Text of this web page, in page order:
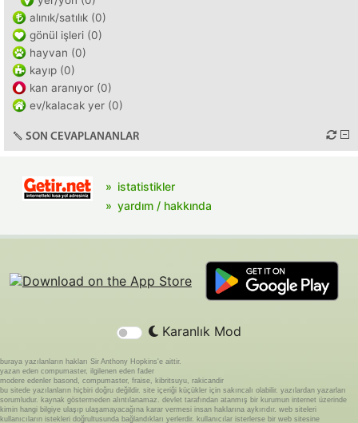
alınık/satılık (0)
gönül işleri (0)
hayvan (0)
kayıp (0)
kan aranıyor (0)
ev/kalacak yer (0)
SON CEVAPLANANLAR
istatistikler
yardım / hakkında
Karanlık Mod
buraya yazılanların hakları Sir Anthony Hopkins'e aittir.
yazan eden compumaster, ilgilenen eden fader
modere edenler basond, compumaster, fraise, kibritsuyu, rakicandir
bu sitede yazılanların hiçbiri doğru değildir. site içeriği küçükler için sakıncalı olabilir. yazılardan yazarları
sorumludur. kaynak göstermeden alıntılanamaz. devlet tarafından atanmış bir kurumun internet üzerinde
kimin hangi bilgiye ulaşıp ulaşamayacağına karar vermesi insan haklarına aykırıdır. web siteleri
kullanıcıların istekleri doğrultusunda bağlandıkları yerlerdir. kullanıcılar isterlerse bir web sitesine